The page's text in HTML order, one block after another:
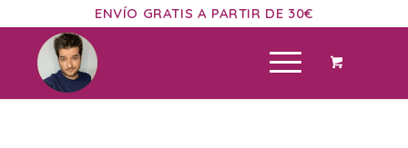
ENVÍO GRATIS A PARTIR DE 30€